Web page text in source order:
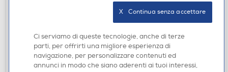
DCG ELTRONIC - SA9224-Grigio
€ 25,90
Acquisto online:disponibile
Ci serviamo di queste tecnologie, anche di terze
parti, per offrirti una migliore esperienza di
navigazione, per personalizzare contenuti ed
annunci in modo che siano aderenti ai tuoi interessi,
X   Continua senza accettare